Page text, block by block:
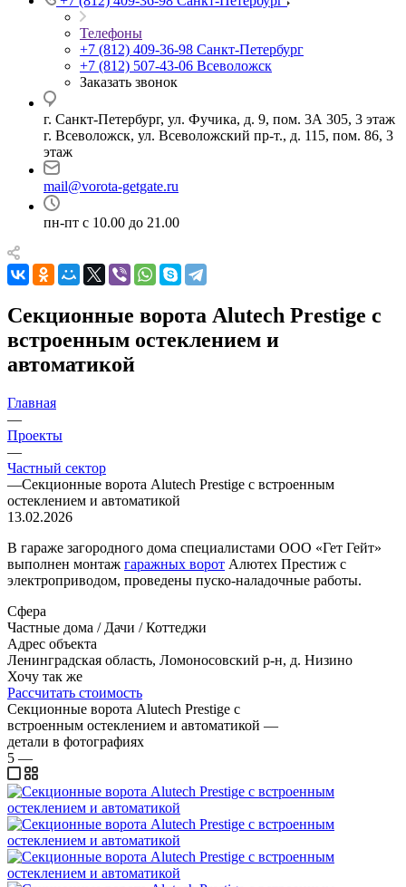
Телефоны
+7 (812) 409-36-98 Санкт-Петербург
+7 (812) 507-43-06 Всеволожск
Заказать звонок
г. Санкт-Петербург, ул. Фучика, д. 9, пом. 3А 305, 3 этаж
г. Всеволожск, ул. Всеволожский пр-т., д. 115, пом. 86, 3
этаж
mail@vorota-getgate.ru
пн-пт c 10.00 до 21.00
Секционные ворота Alutech Prestige с
встроенным остеклением и
автоматикой
Главная
—
Проекты
—
Частный сектор
—Секционные ворота Alutech Prestige с встроенным
остеклением и автоматикой
13.02.2026
В гараже загородного дома специалистами ООО «Гет Гейт»
выполнен монтаж гаражных ворот Алютех Престиж с
электроприводом, проведены пуско-наладочные работы.
Сфера
Частные дома / Дачи / Коттеджи
Адрес объекта
Ленинградская область, Ломоносовский р-н, д. Низино
Хочу так же
Рассчитать стоимость
Секционные ворота Alutech Prestige с
встроенным остеклением и автоматикой —
детали в фотографиях
5 —